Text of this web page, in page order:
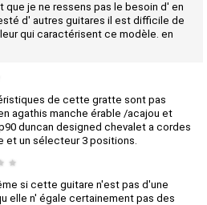
que je ne ressens pas le besoin d' en
d' autres guitares il est difficile de
qui caractérisent ce modèle. en
de cette gratte sont pas
agathis manche érable /acajou et
duncan designed chevalet a cordes
et un sélecteur 3 positions.
★
si cette guitare n'est pas d'une
elle n' égale certainement pas des